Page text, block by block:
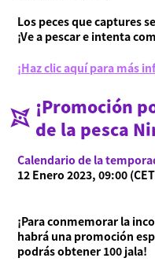
Los peces que captures
¡Ve a pescar e intenta
¡Haz clic aquí para más
¡Promoción
de la pesca
Calendario de la
12 Enero 2023, 09:00
¡Para conmemorar la
habrá una promoción
podrás obtener 100 jala!